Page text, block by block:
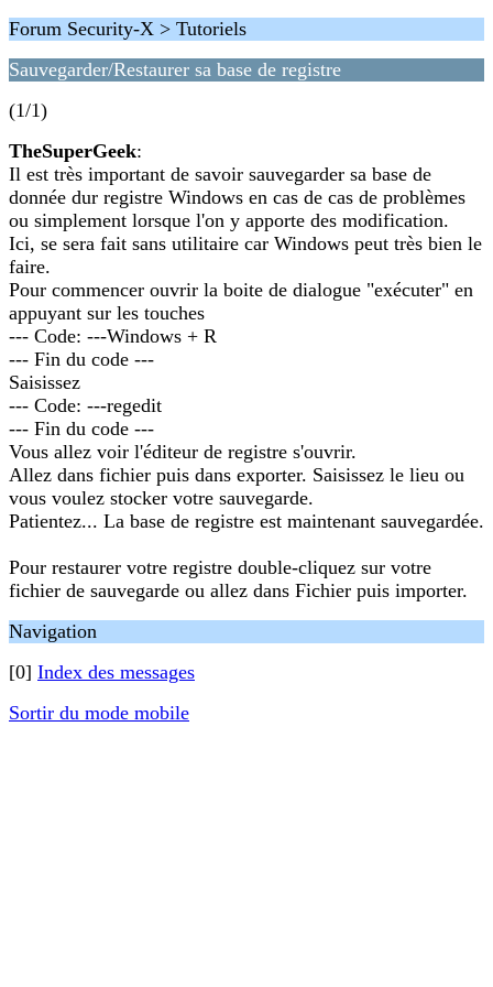
Forum Security-X > Tutoriels
Sauvegarder/Restaurer sa base de registre
(1/1)
TheSuperGeek:
Il est très important de savoir sauvegarder sa base de
donnée dur registre Windows en cas de cas de problèmes
ou simplement lorsque l'on y apporte des modification.
Ici, se sera fait sans utilitaire car Windows peut très bien le
faire.
Pour commencer ouvrir la boite de dialogue "exécuter" en
appuyant sur les touches
--- Code: ---Windows + R
--- Fin du code ---
Saisissez
--- Code: ---regedit
--- Fin du code ---
Vous allez voir l'éditeur de registre s'ouvrir.
Allez dans fichier puis dans exporter. Saisissez le lieu ou
vous voulez stocker votre sauvegarde.
Patientez... La base de registre est maintenant sauvegardée.
Pour restaurer votre registre double-cliquez sur votre
fichier de sauvegarde ou allez dans Fichier puis importer.
Navigation
[0] Index des messages
Sortir du mode mobile